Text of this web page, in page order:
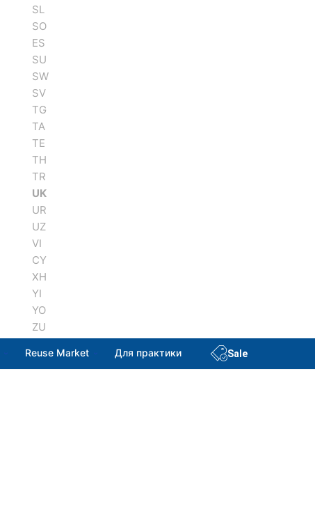
SL
SO
ES
SU
SW
SV
TG
TA
TE
TH
TR
UK
UR
UZ
VI
CY
XH
YI
YO
ZU
Reuse Market Для практики Sale